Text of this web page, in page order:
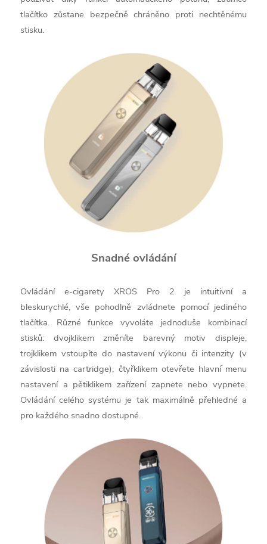
tlačítko zůstane bezpečně chráněno proti nechtěnému
stisku.
Snadné ovládání
Ovládání e-cigarety XROS Pro 2 je intuitivní a
bleskurychlé, vše pohodlně zvládnete pomocí jediného
tlačítka. Různé funkce vyvoláte jednoduše kombinací
stisků: dvojklikem změníte barevný motiv displeje,
trojklikem vstoupíte do nastavení výkonu či intenzity (v
závislosti na cartridge), čtyřklikem otevřete hlavní menu
nastavení a pětiklikem zařízení zapnete nebo vypnete.
Ovládání celého systému je tak maximálně přehledné a
pro každého snadno dostupné.